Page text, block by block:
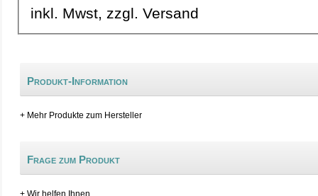
inkl. Mwst, zzgl. Versand
Produkt-Information
+ Mehr Produkte zum Hersteller
Frage zum Produkt
+ Wir helfen Ihnen